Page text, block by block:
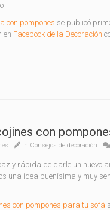
con pompones se publicó
en Facebook de la Decoración
con
In Consejos de decoración
y rápida de darle un nuevo
una idea buenísima y muy
con pompones para tu sofá